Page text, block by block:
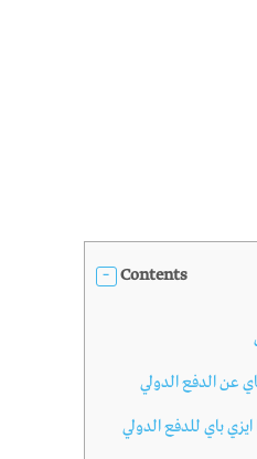
Contents
عن الدفع الدولي
باي للدفع الدولي